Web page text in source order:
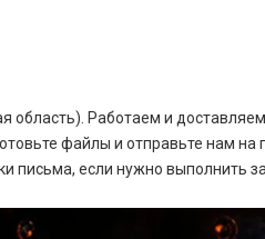
Работаем и
файлы и отправьте нам на
если нужно выполнить